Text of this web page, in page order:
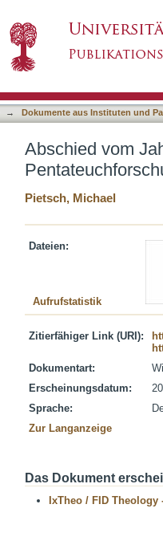
→ Dokumente aus Instituten und
Abschied vom
Pietsch, Michael
Dateien:
Aufrufstatistik
Zitierfähiger Link (URI):
Dokumentart:
Erscheinungsdatum:
Sprache:
Zur Langanzeige
Das Dokument
IxTheo / FID Theology